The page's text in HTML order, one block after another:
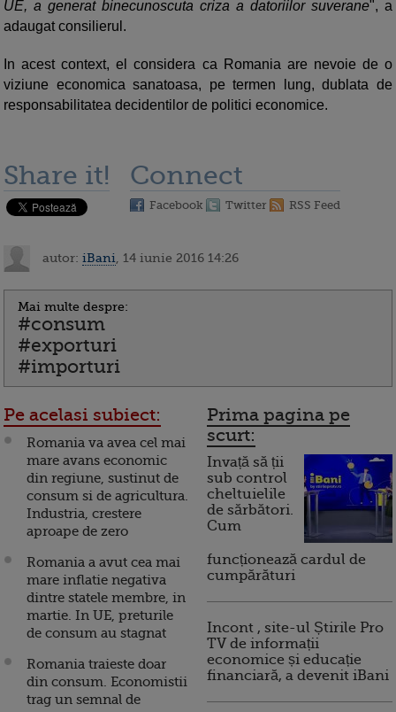
UE, a generat binecunoscuta criza a datoriilor suverane", a
adaugat consilierul.
In acest context, el considera ca Romania are nevoie de o
viziune economica sanatoasa, pe termen lung, dublata de
responsabilitatea decidentilor de politici economice.
Share it! Connect
Facebook Twitter RSS Feed
autor: iBani , 14 iunie 2016 14:26
Mai multe despre:
#consum
#exporturi
#importuri
Pe acelasi subiect:
Romania va avea cel mai
mare avans economic
din regiune, sustinut de
consum si de agricultura.
Industria, crestere
aproape de zero
Romania a avut cea mai
mare inflatie negativa
dintre statele membre, in
martie. In UE, preturile
de consum au stagnat
Romania traieste doar
din consum. Economistii
trag un semnal de
Prima pagina pe
scurt:
Invață să ții
sub control
cheltuielile
de sărbători.
Cum
funcționează cardul de
cumpărături
Incont , site-ul Știrile Pro
TV de informații
economice și educație
financiară, a devenit iBani